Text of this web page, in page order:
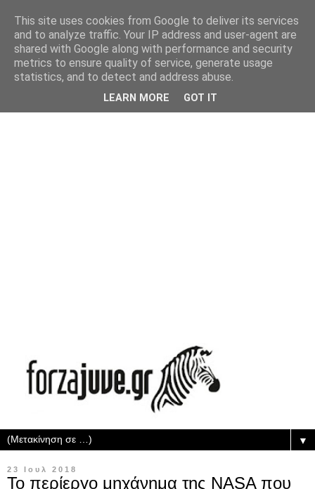
▼
23 Ιουλ 2018
Το περίεργο μηχάνημα της NASA που
This site uses cookies from Google to deliver its services
and to analyze traffic. Your IP address and user-agent are
shared with Google along with performance and security
metrics to ensure quality of service, generate usage
statistics, and to detect and address abuse.
LEARN MORE GOT IT